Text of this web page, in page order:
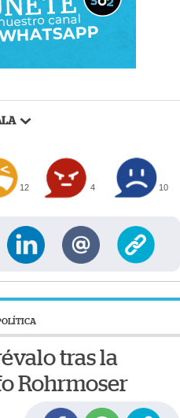
12 4 10
tras la
Rohrmoser